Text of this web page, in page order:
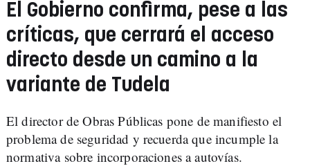
El Gobierno confirma, pese a las
críticas, que cerrará el acceso
directo desde un camino a la
variante de Tudela
El director de Obras Públicas pone de manifiesto el
problema de seguridad y recuerda que incumple la
normativa sobre incorporaciones a autovías.